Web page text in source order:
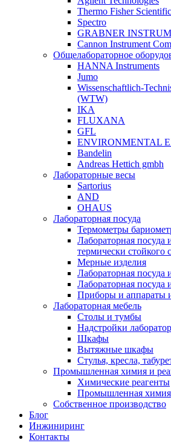
Thermo Fisher Scientific
Spectro
GRABNER
Cannon Instrument
Общелабораторное
HANNA Instruments
Jumo
Wissenschaftlich-
(WTW)
IKA
FLUXANA
GFL
ENVIRONMENTAL
Bandelin
Andreas Hettich gmbh
Лабораторные весы
Sartorius
AND
OHAUS
Лабораторная посуда
Термометры
Лабораторная посуда
термически стойкого
Мерные изделия
Лабораторная посуда
Лабораторная посуда
Приборы и аппараты
Лабораторная мебель
Столы и тумбы
Надстройки
Шкафы
Вытяжные шкафы
Стулья, кресла,
Промышленная химия и
Химические реагенты
Промышленная химия
Собственное производство
Блог
Инжиниринг
Контакты